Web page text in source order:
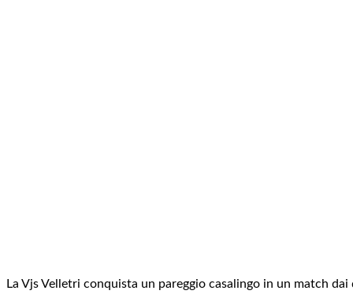
La Vjs Velletri conquista un pareggio casalingo in un match